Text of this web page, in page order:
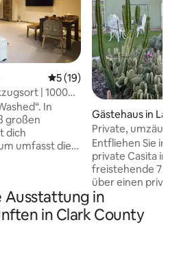
Durchschnittliche
5 (19)
| 1000
In
großen
dich
Bett + 1
Einzelbett).
Unterkunft.
Gästehaus in Las
Private,
Rückzugsort in
Entfliehen Sie in
private Casita in
freistehende 72
über einen
Queensize-Bett,
Küche und eine
Trockner.
Ausstattung in
in Clark County